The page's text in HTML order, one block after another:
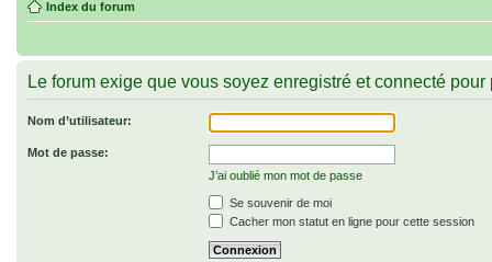
Index du forum
Le forum exige que vous soyez enregistré et connecté
Nom d’utilisateur:
Mot de passe:
J’ai oublié mon mot de passe
Se souvenir de moi
Cacher mon statut en ligne pour cette session